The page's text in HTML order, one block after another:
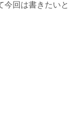
今回は書きたいと